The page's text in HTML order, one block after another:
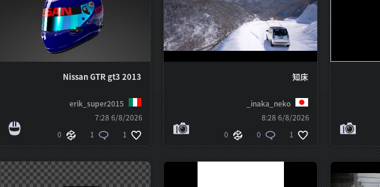
知床
inaka_neko_
6/8/2026 8:28
1
0
0
Nissan GTR gt3 2013
erik_super2015
6/8/2026 7:28
1
1
0